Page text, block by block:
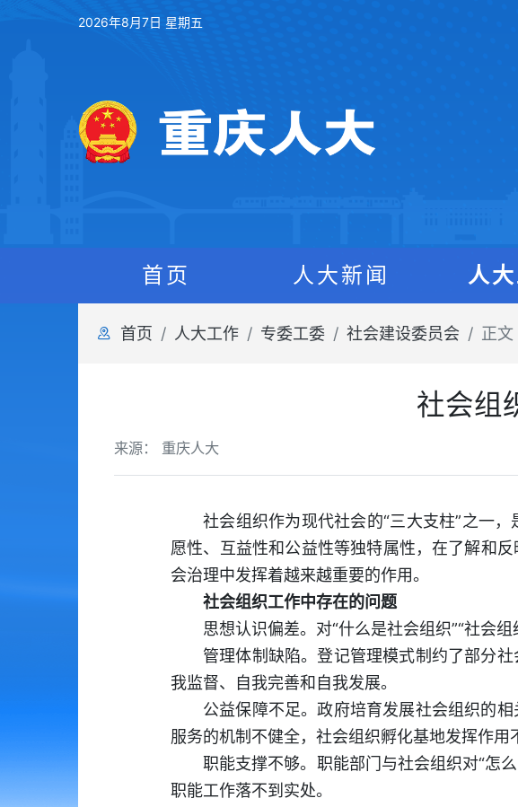
2026年8月7日 星期五
首页 人大新闻 人
首页 人大工作 专委工委 社会建设委员会 正文
社会组
来源： 重庆人大
社会组织作为现代社会的“三大支柱”之一
愿性、互益性和公益性等独特属性，在了解和
会治理中发挥着越来越重要的作用。
社会组织工作中存在的问题
思想认识偏差。对“什么是社会组织”“社会
管理体制缺陷。登记管理模式制约了部分
我监督、自我完善和自我发展。
公益保障不足。政府培育发展社会组织的
服务的机制不健全，社会组织孵化基地发挥作用
职能支撑不够。职能部门与社会组织对“怎
职能工作落不到实处。